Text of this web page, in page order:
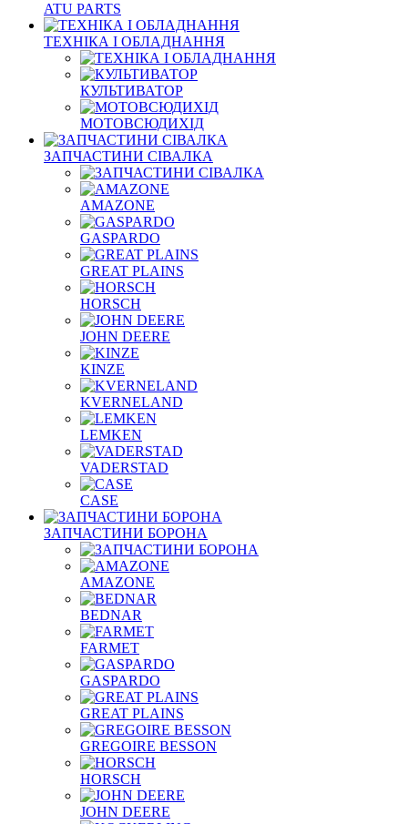
ATU PARTS
ТЕХНІКА І ОБЛАДНАННЯ
КУЛЬТИВАТОР
МОТОВСЮДИХІД
ЗАПЧАСТИНИ СІВАЛКА
AMAZONE
GASPARDO
GREAT PLAINS
HORSCH
JOHN DEERE
KINZE
KVERNELAND
LEMKEN
VADERSTAD
СASE
ЗАПЧАСТИНИ БОРОНА
AMAZONE
BEDNAR
FARMET
GASPARDO
GREAT PLAINS
GREGOIRE BESSON
HORSCH
JOHN DEERE